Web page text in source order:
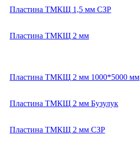
Пластина ТМКЩ 1,5 мм СЗР
Пластина ТМКЩ 2 мм
Пластина ТМКЩ 2 мм 1000*5000 мм
Пластина ТМКЩ 2 мм Бузулук
Пластина ТМКЩ 2 мм СЗР